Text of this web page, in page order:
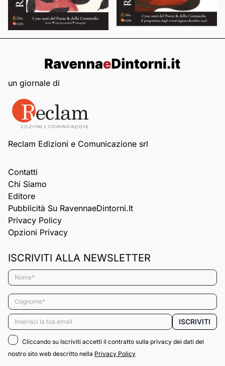
un giornale di
Reclam Edizioni e Comunicazione srl
Contatti
Chi Siamo
Editore
Pubblicità Su RavennaeDintorni.it
Privacy Policy
Opzioni Privacy
ISCRIVITI ALLA NEWSLETTER
Nome*
Cognome*
Email* ISCRIVITI
Cliccando su Iscriviti accetti il contratto sulla privacy dei dati del
nostro sito web descritto nella Privacy Policy